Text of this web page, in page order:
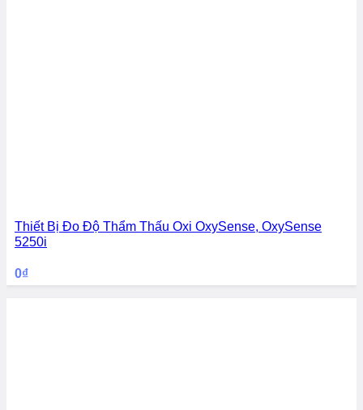
Thiết Bị Đo Độ Thẩm Thấu Oxi OxySense, OxySense
5250i
0₫